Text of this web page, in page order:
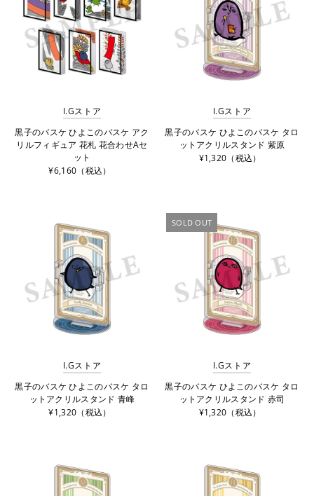
I.Gストア
黒子のバスケ ひよこのバスケ アク
リルフィギュア 花札 花合わせAセ
ット
¥6,160（税込）
I.Gストア
黒子のバスケ ひよこのバスケ タロ
ットアクリルスタンド 紫原
¥1,320（税込）
I.Gストア
黒子のバスケ ひよこのバスケ タロ
ットアクリルスタンド 青峰
¥1,320（税込）
SOLD OUT
I.Gストア
黒子のバスケ ひよこのバスケ タロ
ットアクリルスタンド 赤司
¥1,320（税込）